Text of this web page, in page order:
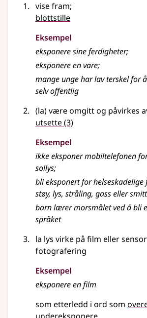
vise fram;
blottstille
Eksempel
eksponere sine ferdigheter;
eksponere en vare;
mange unge har lav terskel for
selv offentlig
(la) være omgitt og påvirkes
utsette(3)
Eksempel
ikke eksponer mobiltelefonen
sollys;
bli eksponert for helseskadelige
støy, lys, stråling, gass eller
barn lærer morsmålet ved å bli
språket
la lys virke på film eller
fotografering
Eksempel
eksponereen film
som etterledd i ord som